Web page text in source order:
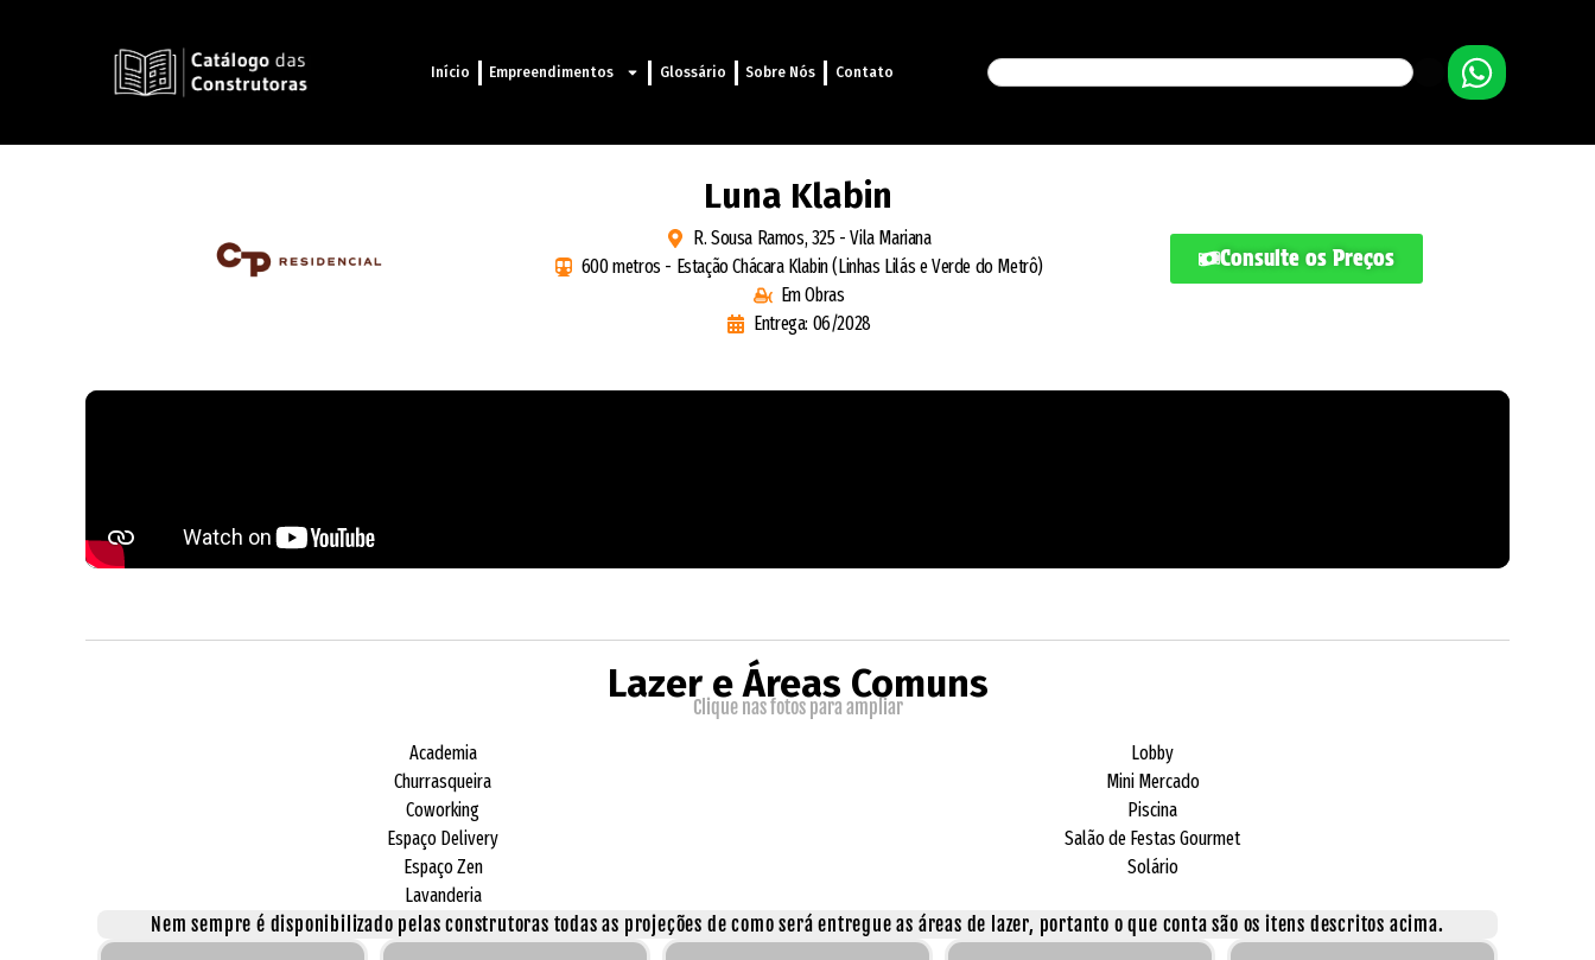
Início Empreendimentos Glossário Sobre Nós Contato
Luna Klabin
R. Sousa Ramos, 325 - Vila Mariana
600 metros - Estação Chácara Klabin (Linhas Lilás e Verde do Metrô)
Em Obras
Entrega: 06/2028
Consulte os Preços
Lazer e Áreas Comuns
Clique nas fotos para ampliar
Academia
Churrasqueira
Coworking
Espaço Delivery
Espaço Zen
Lavanderia
Lobby
Mini Mercado
Piscina
Salão de Festas Gourmet
Solário
Nem sempre é disponibilizado pelas construtoras todas as projeções de como será entregue as áreas de lazer, portanto o que conta são os itens descritos acima.